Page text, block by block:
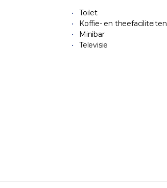
Toilet
Koffie- en theefaciliteiten
Minibar
Televisie